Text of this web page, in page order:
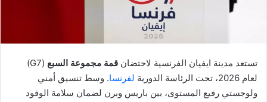
تستعد مدينة ايفيان الفرنسية لاحتضان قمة مجموعة السبع
(G7)
لعام 2026، تحت الرئاسة الدورية
لفرنسا. وسط تنسيق أمني
ولوجستي رفيع المستوى، بين باريس وبرن لضمان سلامة الوفود